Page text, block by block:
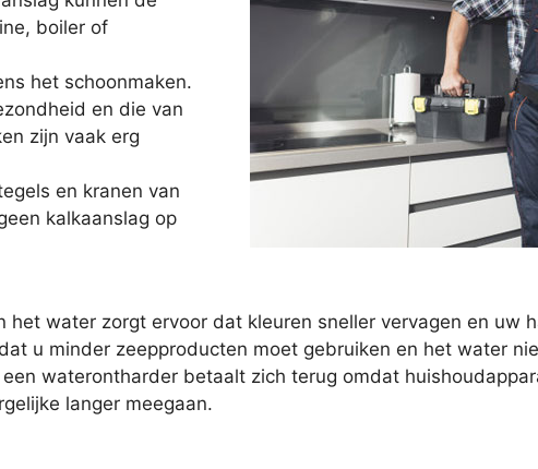
boiler of
het schoonmaken.
en die van
zijn vaak erg
en kranen van
kalkaanslag op
het water zorgt ervoor dat kleuren sneller vervagen en uw
u minder zeepproducten moet gebruiken en het water
waterontharder betaalt zich terug omdat
langer meegaan.